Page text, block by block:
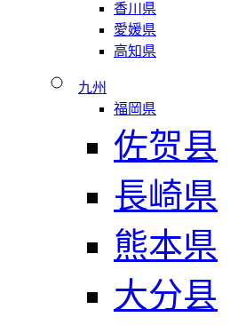
香川県
愛媛県
高知県
九州
福岡県
佐贺县
長崎県
熊本県
大分县